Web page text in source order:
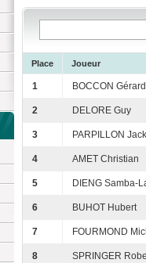
Place Joueur
1 BOCCON Gérard
2 DELORE Guy
3 PARPILLON
4 AMET Christian
5 DIENG Samba-
6 BUHOT Hubert
7 FOURMOND
8 SPRINGER